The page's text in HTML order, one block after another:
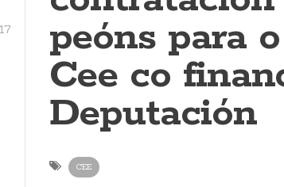
peóns para
Cee co
Deputación
CEE